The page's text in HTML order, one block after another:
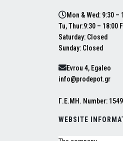
Mon & Wed: 9:30 –
Tu, Thur:9:30 – 18:00
Saturday: Closed
Sunday: Closed
Evrou 4, Egaleo
info@prodepot.gr
Γ.Ε.ΜΗ. Number:
WEBSITE